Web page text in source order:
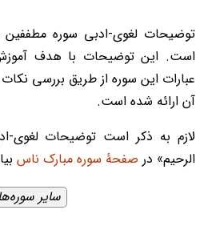
توضیحات لغوی-ادبی سوره
است. این توضیحات با هدف
عبارات این سوره از طریق بررسی
آن ارائه شده است.
لازم به ذکر است توضیحات لغوی-
الرحیم» در صفحۀ سوره مبارک ناس
سایر سوره‌ها